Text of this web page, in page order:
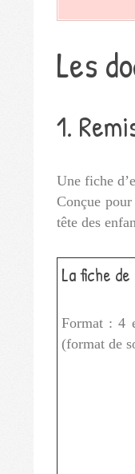
Les
1.
Une fiche
Conçue
tête des
La fiche
Format : 4
(format de